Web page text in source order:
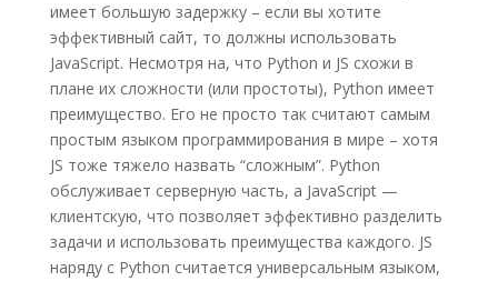
имеет большую задержку – если вы хотите
эффективный сайт, то должны использовать
JavaScript. Несмотря на, что Python и JS схожи в
плане их сложности (или простоты), Python имеет
преимущество. Его не просто так считают самым
простым языком программирования в мире – хотя
JS тоже тяжело назвать “сложным”. Python
обслуживает серверную часть, а JavaScript —
клиентскую, что позволяет эффективно разделить
задачи и использовать преимущества каждого. JS
наряду с Python считается универсальным языком,